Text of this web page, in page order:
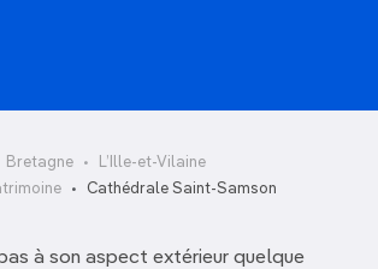
Bretagne
L’Ille-et-Vilaine
Cathédrale Saint-Samson
à son aspect extérieur quelque